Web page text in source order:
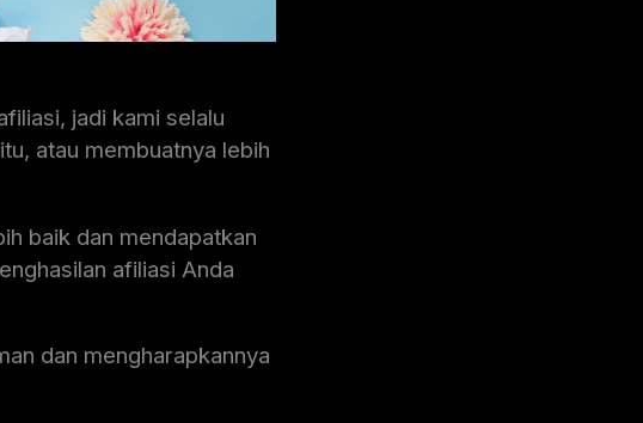
jadi kami selalu
atau membuatnya lebih
baik dan mendapatkan
afiliasi Anda
dan mengharapkannya